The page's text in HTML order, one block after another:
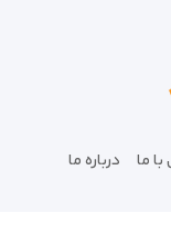
ما درباره ما